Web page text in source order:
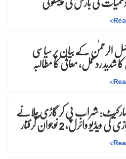
>
الرحمٰن کے بیان پر سیاسی
شدید ردعمل، معافی کا مطالبہ
>
شراب پی کر گاڑی چلانے
ویڈیو وائرل، 2 نوجوان گرفتار
>